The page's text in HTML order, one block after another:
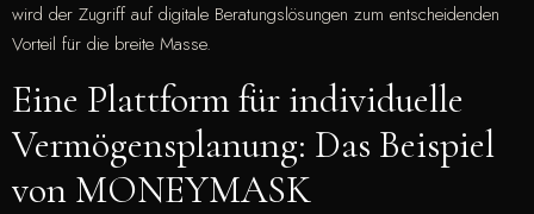
wird der Zugriff auf digitale Beratungslösungen zum entscheidenden
Vorteil für die breite Masse.
Eine Plattform für individuelle
Vermögensplanung: Das Beispiel
von MONEYMASK